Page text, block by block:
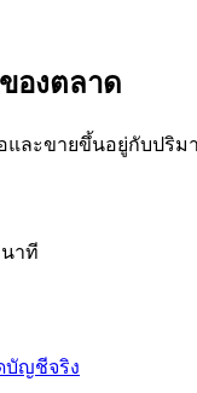
องตลาด
และขายขึ้นอยู่กับปริม
นาที
บัญชีจริง